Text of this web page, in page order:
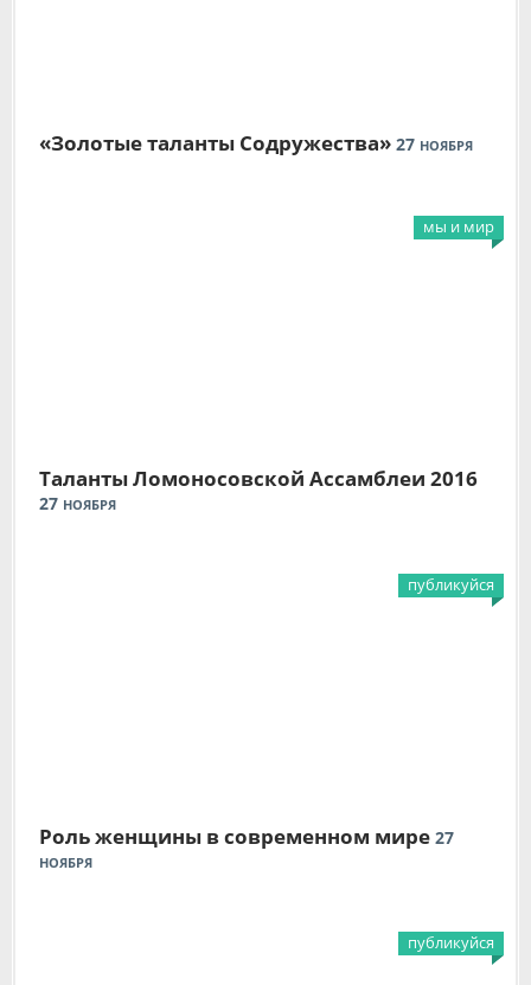
«Золотые таланты Содружества» 27 НОЯБРЯ
мы и мир
Таланты Ломоносовской Ассамблеи 2016
27 НОЯБРЯ
публикуйся
Роль женщины в современном мире 27
НОЯБРЯ
публикуйся